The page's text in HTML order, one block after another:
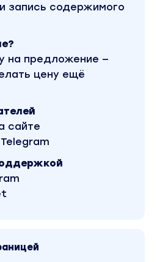
важный инструмент
товара «Екатерина
Онлайн-практикум
навыки съемки»
материала в лучшем
знаков. Скриншоты
и качества записи
стоимость курса у
рублей. В магазине
доступен за 190 рублей.
в рубрику «SEO и SMM».
через поиск по сайту.
запись содержимого
на предложение —
цену ещё
сайте